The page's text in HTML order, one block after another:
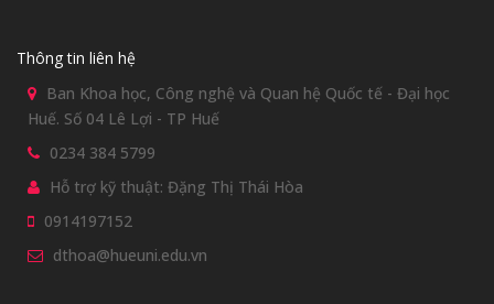
Thông tin liên hệ
Ban Khoa học, Công nghệ và Quan hệ Quốc tế - Đại học
Huế. Số 04 Lê Lợi - TP Huế
0234 384 5799
Hỗ trợ kỹ thuật: Đặng Thị Thái Hòa
0914197152
dthoa@hueuni.edu.vn